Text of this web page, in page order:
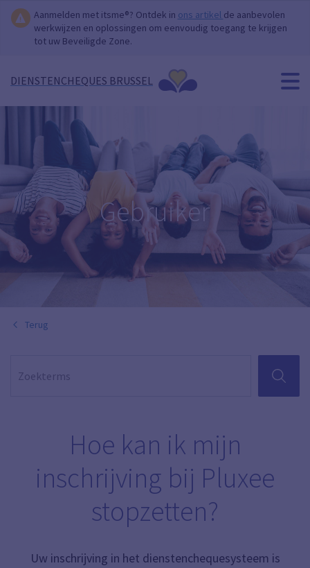
Aanmelden met itsme®? Ontdek in ons artikel de aanbevolen
werkwijzen en oplossingen om eenvoudig toegang te krijgen
tot uw Beveiligde Zone.
DIENSTENCHEQUES BRUSSEL
Gebruiker
Terug
ZOEKEN
Hoe kan ik mijn
inschrijving bij Pluxee
stopzetten?
Uw inschrijving in het dienstenchequesysteem is